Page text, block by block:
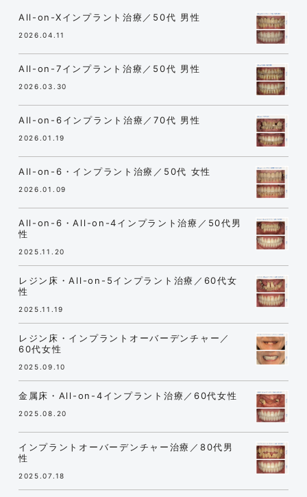
All-on-Xインプラント治療／50代 男性
2026.04.11
All-on-7インプラント治療／50代 男性
2026.03.30
All-on-6インプラント治療／70代 男性
2026.01.19
All-on-6・インプラント治療／50代 女性
2026.01.09
All-on-6・All-on-4インプラント治療／50代男
性
2025.11.20
レジン床・All-on-5インプラント治療／60代女
性
2025.11.19
レジン床・インプラントオーバーデンチャー／
60代女性
2025.09.10
金属床・All-on-4インプラント治療／60代女性
2025.08.20
インプラントオーバーデンチャー治療／80代男
性
2025.07.18